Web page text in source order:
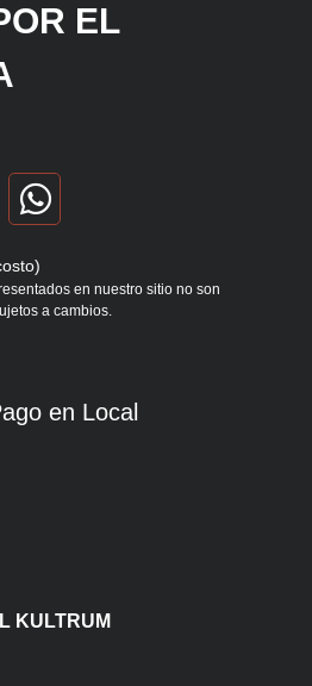
EL
en nuestro sitio no son
a cambios.
en Local
KULTRUM